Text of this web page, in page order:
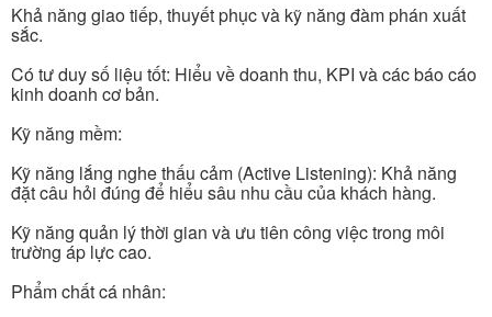
Khả năng giao tiếp, thuyết phục và kỹ năng đàm phán xuất
sắc.
Có tư duy số liệu tốt: Hiểu về doanh thu, KPI và các báo cáo
kinh doanh cơ bản.
Kỹ năng mềm:
Kỹ năng lắng nghe thấu cảm (Active Listening): Khả năng
đặt câu hỏi đúng để hiểu sâu nhu cầu của khách hàng.
Kỹ năng quản lý thời gian và ưu tiên công việc trong môi
trường áp lực cao.
Phẩm chất cá nhân: